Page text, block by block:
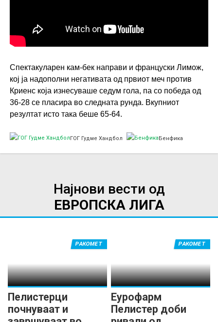
Спектакуларен кам-бек направи и француски Лимож,
кој ја надополни негативата од првиот меч против
Криенс која изнесуваше седум гола, па со победа од
36-28 се пласира во следната рунда. Вкупниот
резултат исто така беше 65-64.
ГОГ Гудме Хандбол Бенфика
Најнови вести од
ЕВРОПСКА ЛИГА
Пелистерци
почнуваат и
РАКОМЕТ
Еурофарм
Пелистер доби
РАКОМЕТ